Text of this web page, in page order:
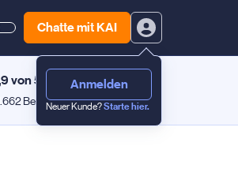
Chatte mit KAI
Anmelden
Neuer Kunde?Starte hier.
von 5
Bewertungen